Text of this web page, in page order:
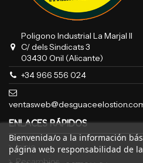
Poligono Industrial La Marjal II
C/ dels Sindicats 3
03430 Onil (Alicante)
+34 966 556 024
ENLACES RÁPIDOS
Inicio
Bienvenida/o a la información
página web responsabilidad de